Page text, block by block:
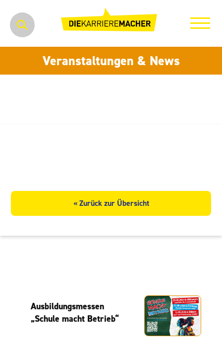
Veranstaltungen & News
« Zurück zur Übersicht
Ausbildungsmessen
„Schule macht Betrieb“